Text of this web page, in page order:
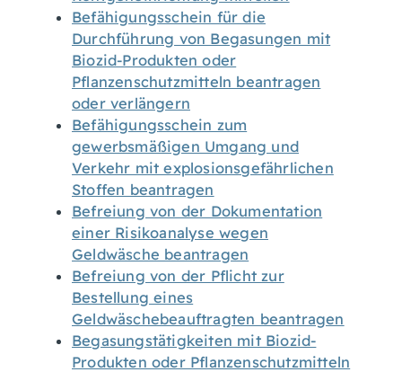
Befähigungsschein für die
Durchführung von Begasungen mit
Biozid-Produkten oder
Pflanzenschutzmitteln beantragen
oder verlängern
Befähigungsschein zum
gewerbsmäßigen Umgang und
Verkehr mit explosionsgefährlichen
Stoffen beantragen
Befreiung von der Dokumentation
einer Risikoanalyse wegen
Geldwäsche beantragen
Befreiung von der Pflicht zur
Bestellung eines
Geldwäschebeauftragten beantragen
Begasungstätigkeiten mit Biozid-
Produkten oder Pflanzenschutzmitteln